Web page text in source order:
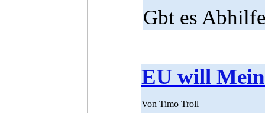
Gbt es
EU will
Von Timo Troll